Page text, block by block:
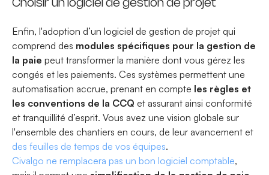
Choisir un logiciel de gestion de projet
Enfin, l'adoption d’un logiciel de gestion de projet qui
comprend des modules spécifiques pour la gestion de
la paie peut transformer la manière dont vous gérez les
congés et les paiements. Ces systèmes permettent une
automatisation accrue, prenant en compte les règles et
les conventions de la CCQ et assurant ainsi conformité
et tranquillité d’esprit. Vous avez une vision globale sur
l'ensemble des chantiers en cours, de leur avancement et
des feuilles de temps de vos équipes.
Civalgo ne remplacera pas un bon logiciel comptable,